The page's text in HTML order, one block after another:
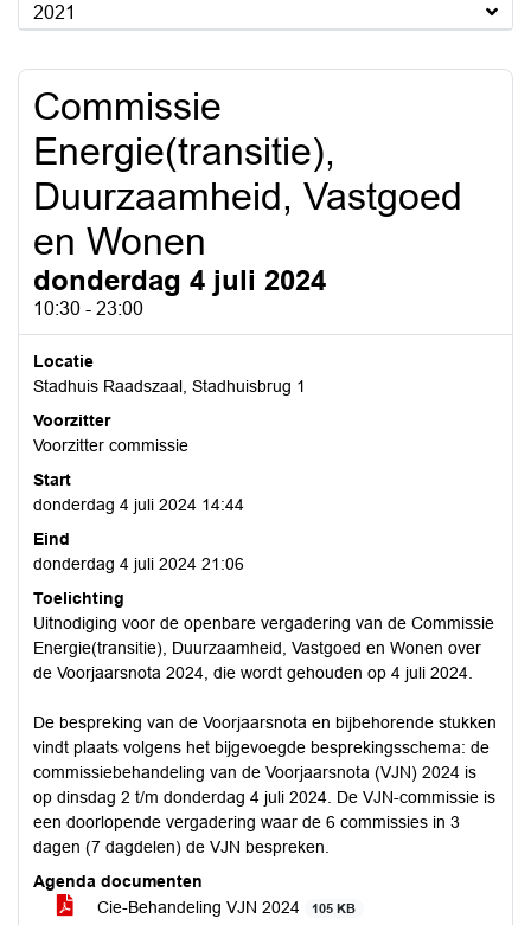
2021
Commissie
Energie(transitie),
Duurzaamheid, Vastgoed
en Wonen
donderdag 4 juli 2024
10:30 - 23:00
Locatie
Stadhuis Raadszaal, Stadhuisbrug 1
Voorzitter
Voorzitter commissie
Start
donderdag 4 juli 2024 14:44
Eind
donderdag 4 juli 2024 21:06
Toelichting
Uitnodiging voor de openbare vergadering van de Commissie
Energie(transitie), Duurzaamheid, Vastgoed en Wonen over
de Voorjaarsnota 2024, die wordt gehouden op 4 juli 2024.
De bespreking van de Voorjaarsnota en bijbehorende stukken
vindt plaats volgens het bijgevoegde besprekingsschema: de
commissiebehandeling van de Voorjaarsnota (VJN) 2024 is
op dinsdag 2 t/m donderdag 4 juli 2024. De VJN-commissie is
een doorlopende vergadering waar de 6 commissies in 3
dagen (7 dagdelen) de VJN bespreken.
Agenda documenten
Cie-Behandeling VJN 2024
105 KB